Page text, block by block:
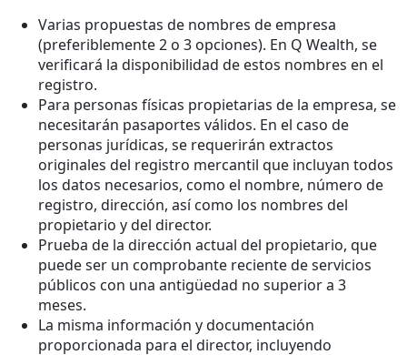
Varias propuestas de nombres de empresa
(preferiblemente 2 o 3 opciones). En Q Wealth, se
verificará la disponibilidad de estos nombres en el
registro.
Para personas físicas propietarias de la empresa, se
necesitarán pasaportes válidos. En el caso de
personas jurídicas, se requerirán extractos
originales del registro mercantil que incluyan todos
los datos necesarios, como el nombre, número de
registro, dirección, así como los nombres del
propietario y del director.
Prueba de la dirección actual del propietario, que
puede ser un comprobante reciente de servicios
públicos con una antigüedad no superior a 3
meses.
La misma información y documentación
proporcionada para el director, incluyendo